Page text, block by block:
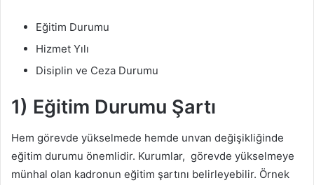
Eğitim Durumu
Hizmet Yılı
Disiplin ve Ceza Durumu
1) Eğitim Durumu Şartı
Hem görevde yükselmede hemde unvan değişikliğinde
eğitim durumu önemlidir. Kurumlar, görevde yükselmeye
münhal olan kadronun eğitim şartını belirleyebilir. Örnek